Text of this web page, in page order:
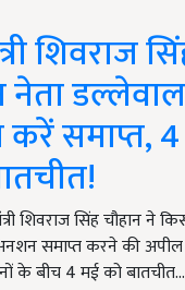
शिवराज
नेता
समाप्त,
शिवराज सिंह चौहान ने
समाप्त करने की
के बीच 4 मई को बातचीत…